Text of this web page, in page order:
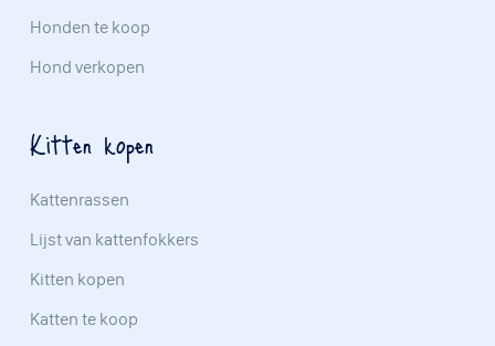
Honden te koop
Hond verkopen
Kitten kopen
Kattenrassen
Lijst van kattenfokkers
Kitten kopen
Katten te koop